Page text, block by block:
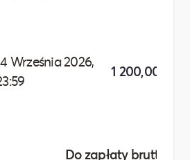
Września 2026,
1 200,00 zł